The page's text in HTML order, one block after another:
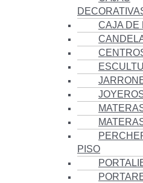
CAJA DE
PISO